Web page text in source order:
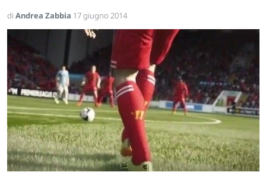
di Andrea Zabbia 17 giugno 2014